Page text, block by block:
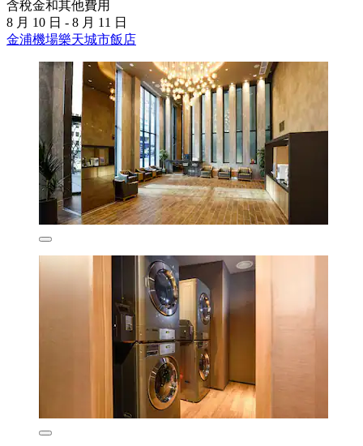
含稅金和其他費用
8 月 10 日 - 8 月 11 日
金浦機場樂天城市飯店